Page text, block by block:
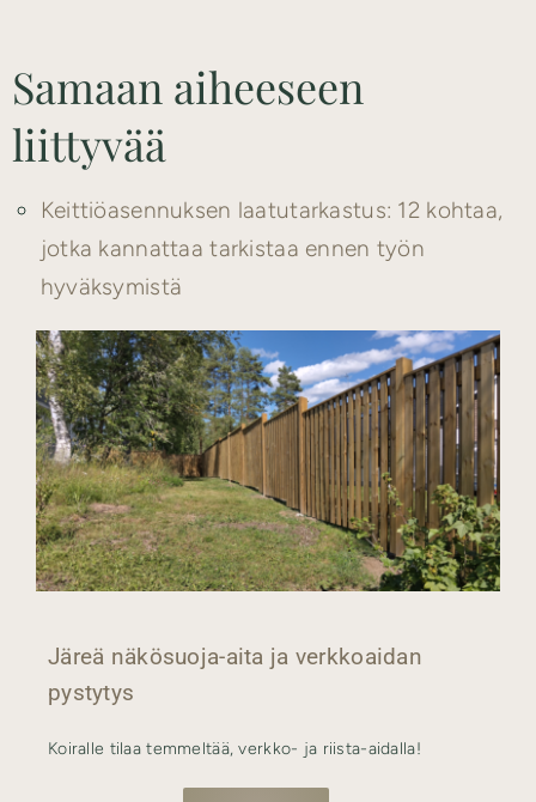
Samaan aiheeseen
liittyvää
Keittiöasennuksen laatutarkastus: 12 kohtaa,
jotka kannattaa tarkistaa ennen työn
hyväksymistä
Järeä näkösuoja-aita ja verkkoaidan
pystytys
Koiralle tilaa temmeltää, verkko- ja riista-aidalla!